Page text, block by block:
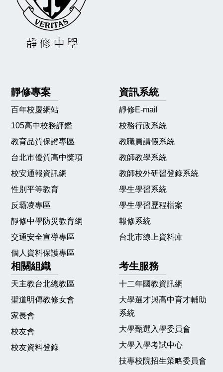
靜修專案
百年校慶網站
105高中校務評鑑
教育品質保證專區
台北市優質高中獎項
校安通報資訊網
性別平等教育
反霸凌專區
靜修中學防災教育網
交通安全宣導專區
個人資料保護專區
資訊系統
靜修E-mail
校務行政系統
教職員請假系統
教師教學系統
教師校外研習登錄系統
學生學習系統
學生學習歷程檔案
報修系統
台北市線上資料庫
相關組織
天主教台北總教區
聖道明傳教修女會
家長會
校友會
校友資料登錄
考生服務
十二年國教資訊網
大學選才與高中育才輔助
系統
大學甄選入學委員會
大學入學考試中心
技專校院招生策略委員會